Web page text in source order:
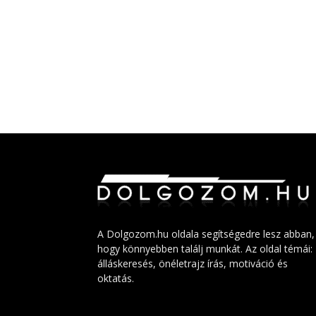
A Dolgozom.hu oldala segítségedre lesz abban,
hogy könnyebben találj munkát. Az oldal témái:
álláskeresés, önéletrajz írás, motiváció és
oktatás.